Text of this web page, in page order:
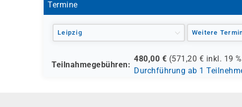
- regionale Einrichtungen
und andere Träger möglich
Termine
Leipzig Weitere
Teilnahmegebühren:
480,00 € (571,20 € inkl. 19 %
Durchführung ab 1